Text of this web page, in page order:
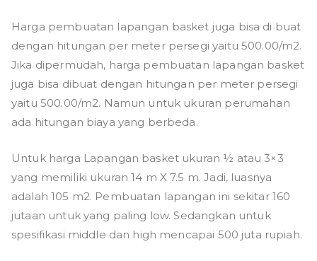
Harga pembuatan lapangan basket juga bisa di buat
dengan hitungan per meter persegi yaitu 500.00/m2.
Jika dipermudah, harga pembuatan lapangan basket
juga bisa dibuat dengan hitungan per meter persegi
yaitu 500.00/m2. Namun untuk ukuran perumahan
ada hitungan biaya yang berbeda.
Untuk harga Lapangan basket ukuran ½ atau 3×3
yang memiliki ukuran 14 m X 7.5 m. Jadi, luasnya
adalah 105 m2. Pembuatan lapangan ini sekitar 160
jutaan untuk yang paling low. Sedangkan untuk
spesifikasi middle dan high mencapai 500 juta rupiah.